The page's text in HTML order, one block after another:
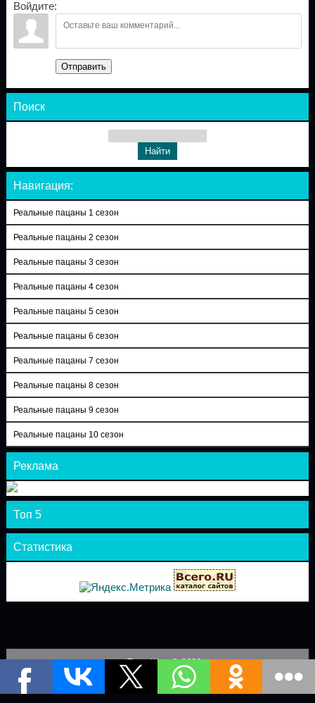
Войдите:
Отправить
Поиск
Навигация:
Реальные пацаны 1 сезон
Реальные пацаны 2 сезон
Реальные пацаны 3 сезон
Реальные пацаны 4 сезон
Реальные пацаны 5 сезон
Реальные пацаны 6 сезон
Реальные пацаны 7 сезон
Реальные пацаны 8 сезон
Реальные пацаны 9 сезон
Реальные пацаны 10 сезон
Реклама
Топ 5
Статистика
Теле-Шоу © 2026